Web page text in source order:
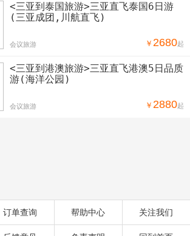
<三亚到泰国旅游>三亚直飞泰国6日游
(三亚成团,川航直飞)
会议旅游 ￥ 2680起
<三亚到港澳旅游>三亚直飞港澳5日品质
游(海洋公园)
会议旅游 ￥ 2880起
订单查询 帮助中心 关注我们